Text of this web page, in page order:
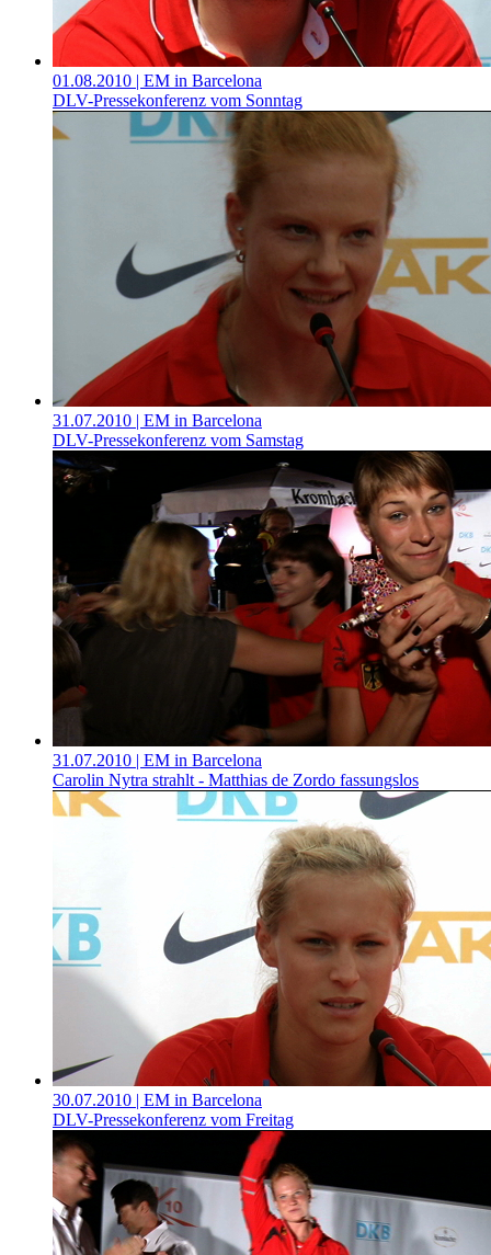
01.08.2010 | EM in Barcelona
DLV-Pressekonferenz vom Sonntag
31.07.2010 | EM in Barcelona
DLV-Pressekonferenz vom Samstag
31.07.2010 | EM in Barcelona
Carolin Nytra strahlt - Matthias de Zordo fassungslos
30.07.2010 | EM in Barcelona
DLV-Pressekonferenz vom Freitag